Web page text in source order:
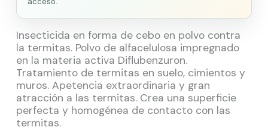
Insecticida en forma de cebo en polvo contra
la termitas. Polvo de alfacelulosa impregnado
en la materia activa Diflubenzuron.
Tratamiento de termitas en suelo, cimientos y
muros. Apetencia extraordinaria y gran
atracción a las termitas. Crea una superficie
perfecta y homogénea de contacto con las
termitas.